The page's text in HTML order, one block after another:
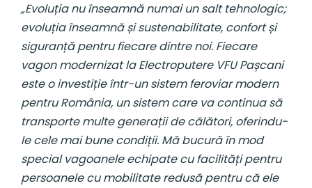
„Evoluția nu înseamnă numai un salt tehnologic;
evoluția înseamnă și sustenabilitate, confort și
siguranță pentru fiecare dintre noi. Fiecare
vagon modernizat la Electroputere VFU Pașcani
este o investiție într-un sistem feroviar modern
pentru România, un sistem care va continua să
transporte multe generații de călători, oferindu-
le cele mai bune condiții. Mă bucură în mod
special vagoanele echipate cu facilități pentru
persoanele cu mobilitate redusă pentru că ele